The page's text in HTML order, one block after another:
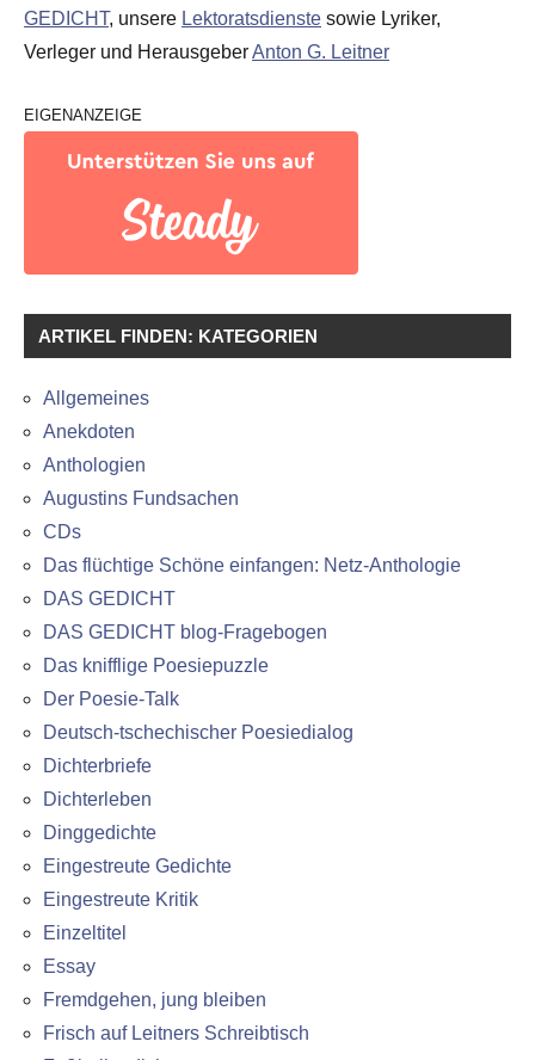
GEDICHT, unsere Lektoratsdienste sowie Lyriker,
Verleger und HerausgeberAnton G. Leitner
EIGENANZEIGE
ARTIKEL FINDEN: KATEGORIEN
Allgemeines
Anekdoten
Anthologien
Augustins Fundsachen
CDs
Das flüchtige Schöne einfangen: Netz-Anthologie
DAS GEDICHT
DAS GEDICHT blog-Fragebogen
Das knifflige Poesiepuzzle
Der Poesie-Talk
Deutsch-tschechischer Poesiedialog
Dichterbriefe
Dichterleben
Dinggedichte
Eingestreute Gedichte
Eingestreute Kritik
Einzeltitel
Essay
Fremdgehen, jung bleiben
Frisch auf Leitners Schreibtisch